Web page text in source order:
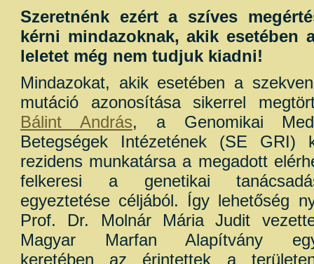
Szeretnénk ezért a szíves
kérni mindazoknak, akik esetében
leletet még nem tudjuk kiadni!
Mindazokat, akik esetében a
mutáció azonosítása sikerrel
Bálint András, a Genomikai
Betegségek Intézetének (SE GRI)
rezidens munkatársa a megadott
felkeresi a genetikai
egyeztetése céljából. Így lehetőség
Prof. Dr. Molnár Mária Judit
Magyar Marfan Alapítvány
keretében az érintettek a